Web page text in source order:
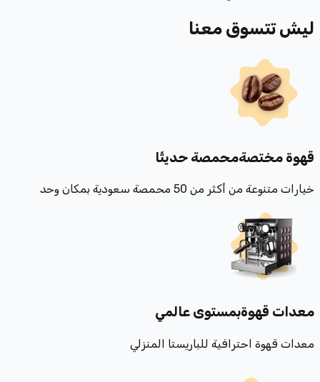
ليش تتسوق معنا
قهوة مختصةمحمصة حديثًا
خيارات متنوعة من أكثر من 50 محمصة سعودية بمكان وحد
معدات قهوةبمستوى عالمي
معدات قهوة احترافية للباريستا المنزلي